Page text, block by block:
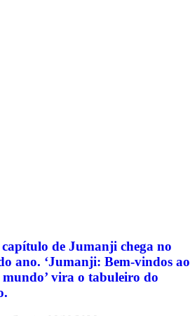
de Jumanji chega no
ano. ‘Jumanji: Bem-vindos ao
mundo’ vira o tabuleiro do